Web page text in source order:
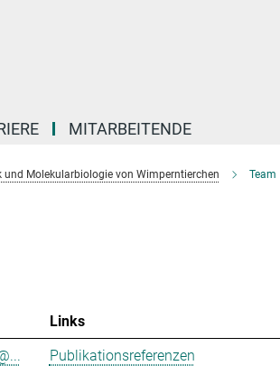
MITARBEITENDE
und Molekularbiologie von Wimperntierchen Team
Links
Publikationsreferenzen